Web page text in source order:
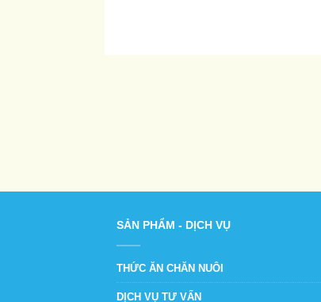
SẢN PHẨM - DỊCH VỤ
THỨC ĂN CHĂN NUÔI
DỊCH VỤ TƯ VẤN